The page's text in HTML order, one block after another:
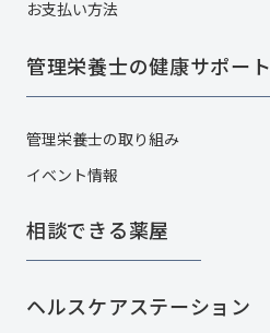
お支払い方法
管理栄養士の健康サポート
管理栄養士の取り組み
イベント情報
相談できる薬屋
ヘルスケアステーション